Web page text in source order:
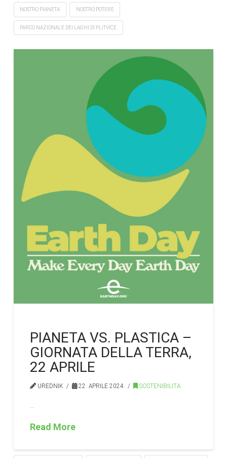
NOSTRO PIANETA NOSTRO POTERE
PARCO NAZIONALE DEI LAGHI DI PLITVICE
PIANETA VS. PLASTICA –
GIORNATA DELLA TERRA,
22 APRILE
UREDNIK 22. APRILE 2024. SOSTENIBILITA
Read More